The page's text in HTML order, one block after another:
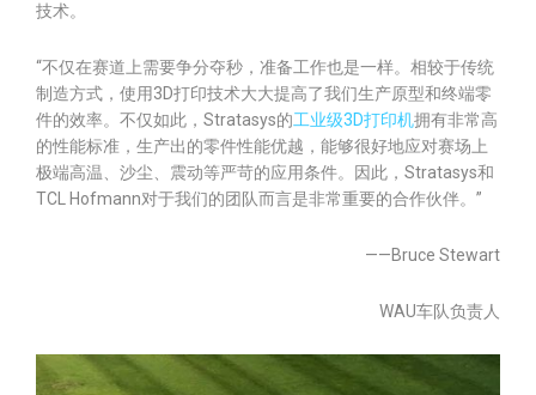
技术。
“不仅在赛道上需要争分夺秒，准备工作也是一样。相较于传统
制造方式，使用3D打印技术大大提高了我们生产原型和终端零
件的效率。不仅如此，Stratasys的工业级3D打印机拥有非常高
的性能标准，生产出的零件性能优越，能够很好地应对赛场上
极端高温、沙尘、震动等严苛的应用条件。因此，Stratasys和
TCL Hofmann对于我们的团队而言是非常重要的合作伙伴。”
——Bruce Stewart
WAU车队负责人